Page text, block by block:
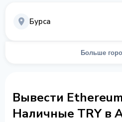
Бурса
Больше
Вывести
Наличные TRY в